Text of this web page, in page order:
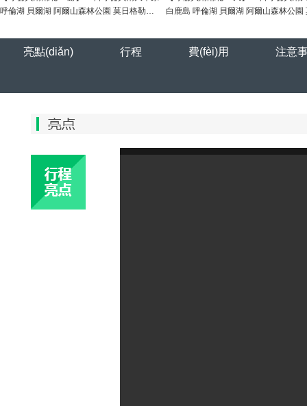
呼倫湖 貝爾湖 阿爾山森林公園 莫日格勒河
斯民族鄉(xiāng) 烏蘭山 中俄界河 太極八卦
圖 月牙泡 老鷹嘴 莫爾道嘎 敖魯古雅 油菜花
白鹿島 呼倫湖 貝爾湖 阿爾山森林公園
和俄羅斯民族鄉(xiāng) 烏蘭山 中俄界
極八卦圖 月牙泡 老鷹嘴 敖魯古雅 油
亮點(diǎn) 行程 費(fèi)用 注意